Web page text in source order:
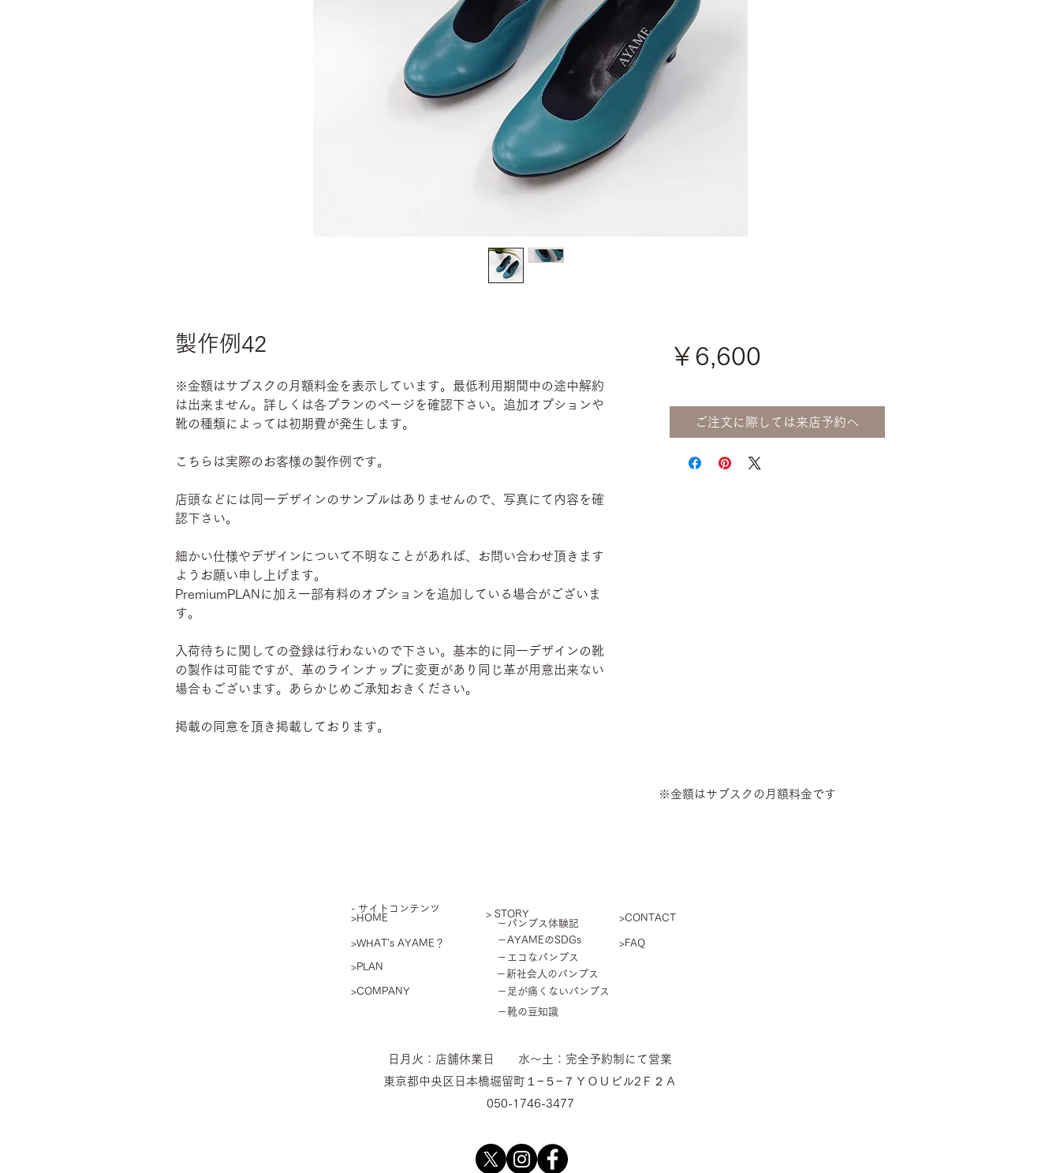
製作例42
※金額はサブスクの月額料金を表示しています。最低利用期間中の途中解約
は出来ません。詳しくは各プランのページを確認下さい。追加オプションや
靴の種類によっては初期費が発生します。
こちらは実際のお客様の製作例です。
店頭などには同一デザインのサンプルはありませんので、写真にて内容を確
認下さい。
細かい仕様やデザインについて不明なことがあれば、お問い合わせ頂きます
ようお願い申し上げます。
PremiumPLANに加え一部有料のオプションを追加している場合がございま
す。
入荷待ちに関しての登録は行わないので下さい。基本的に同一デザインの靴
の製作は可能ですが、革のラインナップに変更があり同じ革が用意出来ない
場合もございます。あらかじめご承知おきください。
掲載の同意を頂き掲載しております。
￥6,600価
格
ご注文に際しては来店予約へ
※金額はサブスクの月額料金です
​- サイトコンテンツ
>HOME
>WHAT's AYAME？
>PLAN
>COMPANY
> STORY
－エコなパンプス
－新社会人のパンプス
－足が痛くないパンプス
－AYAMEのSDGs
－靴の豆知識
－パンプス体験記
>CONTACT
>FAQ
​日月火：店舗休業日 水〜土：完全予約制にて営業
東京都中央区日本橋堀留町１−５−７ＹＯＵビル2Ｆ２Ａ
050-1746-3477